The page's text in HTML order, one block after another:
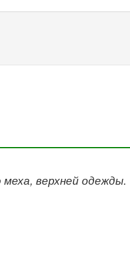
верхней одежды.